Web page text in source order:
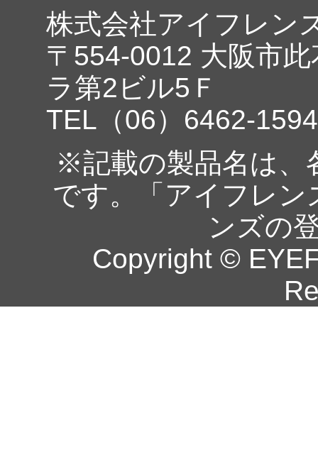
株式会社アイフレン
〒554-0012 大阪市
ラ第2ビル5Ｆ
TEL（06）6462-
※記載の製品名は、
です。「アイフレ
ンズの
Copyright ©